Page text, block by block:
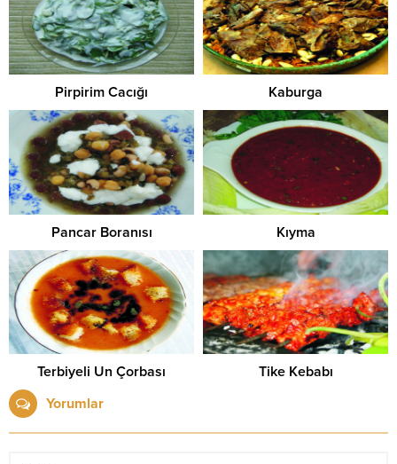
Pirpirim Cacığı Kaburga
Pancar Boranısı Kıyma
Terbiyeli Un Çorbası
Tike Kebabı
Yorumlar